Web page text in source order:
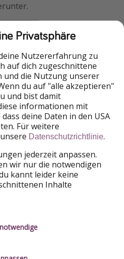
HolidayPirates Group
HolidayPirates
WakacyjniPiraci
Ferienpiraten
ViajerosPiratas
Rechtliches
Privatsphäre
Nutzererfahrung zu
auf dich zugeschnittene
und die Nutzung unserer
du auf "alle akzeptieren"
und bist damit
informationen mit
deine Daten in den USA
Für weitere
Datenschutzrichtlinie.
jederzeit anpassen.
wir nur die notwendigen
kannt leider keine
Inhalte